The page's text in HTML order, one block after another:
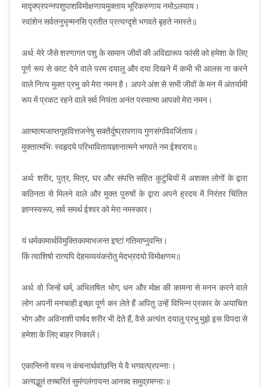
मादृक्प्रपन्नपशुपाशविमोक्षणायमुक्ताय भूरिकरुणाय नमोऽलयाय।
स्वांशेन सर्वतनुभृन्मनसि प्रतीत प्रत्यग्दृशे भगवते बृहते नमस्ते॥
अर्थ: मेरे जैसे शरणागत पशु के सामान जीवों की अविद्यारूप फांसी को हमेशा के लिए
पूर्ण रूप से काट देने वाले परम दयालु और दया दिखने में कभी भी आलस ना करने
वाले नित्य मुक्त प्रभु को मेरा नमन है। अपने अंश से सभी जीवों के मन में अंतर्यामी
रूप में प्रकट रहने वाले सर्व नियंता अनंत परमात्मा आपको मेरा नमन।
आत्मात्मजाप्तगृहवित्तजनेषु सक्तैर्दुष्प्रापणाय गुणसंगविवर्जिताय।
मुक्तात्मभिः स्वहृदये परिभावितायज्ञानात्मने भगवते नम ईश्वराय॥
अर्थ: शरीर, पुत्र, मित्र, घर और संपत्ति सहित कुटुंबियों में अशक्त लोगों के द्वारा
कठिनता से मिलने वाले और मुक्त पुरुषों के द्वारा अपने ह्रदय में निरंतर चिंतित
ज्ञानस्वरूप, सर्व समर्थ ईश्वर को मेरा नमस्कार।
यं धर्मकामार्थविमुक्तिकामाभजन्त इष्टां गतिमाप्नुवन्ति।
किं त्वाशिषो रात्यपि देहमव्ययंकरोतु मेदभ्रदयो विमोक्षणम॥
अर्थ: वो जिन्हें धर्म, अभिलषित भोग, धन और मोक्ष की कामना से मनन करने वाले
लोग अपनी मनचाही इच्छा पूर्ण कर लेते हैं अपितु उन्हें विभिन्न प्रकार के अयाचित
भोग और अविनाशी पार्षद शरीर भी देते हैं, वैसे अत्यंत दयालु प्रभु मुझे इस विपदा से
हमेशा के लिए बाहर निकालें।
एकान्तिनो यस्य न कंचनार्थवांछन्ति ये वै भगवत्प्रपन्नाः।
अत्यद्भुतं तच्चरितं सुमंगलंगायन्त आनन्न्द समुद्रमग्नाः॥